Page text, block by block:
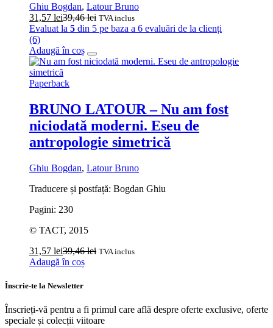
Ghiu Bogdan, Latour Bruno
31,57 lei39,46lei TVA inclus
Evaluat la 5 din 5 pe baza a 6 evaluări de la clienți
(6)
Adaugă în coș
Paperback
BRUNO LATOUR – Nu am fost
niciodată moderni. Eseu de
antropologie simetrică
Ghiu Bogdan, Latour Bruno
Traducere și postfață: Bogdan Ghiu
Pagini: 230
© TACT, 2015
31,57 lei39,46lei TVA inclus
Adaugă în coș
Înscrie-te la Newsletter
Înscrieți-vă pentru a fi primul care află despre oferte exclusive, oferte
speciale și colecții viitoare